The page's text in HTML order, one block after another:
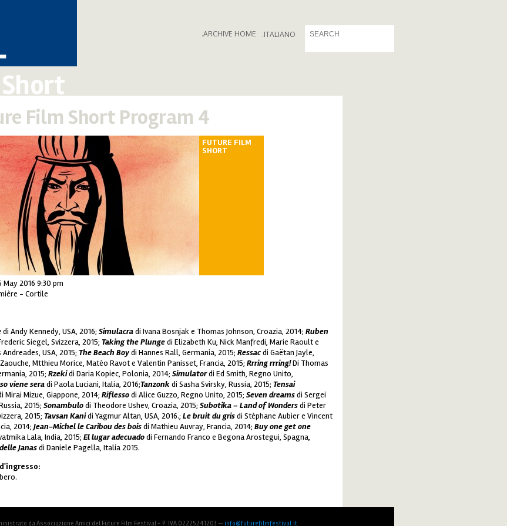
.ITALIANO
.ARCHIVE HOME
Film Short Program 4
FUTURE FILM
SHORT
May 2016 9:30 pm
- Cortile
di Andy Kennedy, USA, 2016; Simulacradi Ivana Bosnjak e Thomas Johnson, Croazia, 2014; Ruben
Siegel, Svizzera, 2015; Taking the Plungedi Elizabeth Ku, Nick Manfredi, Marie Raoult e
USA, 2015; The Beach Boydi Hannes Rall, Germania, 2015; Ressacdi Gaëtan Jayle,
Mtthieu Morice, Matéo Ravot e Valentin Panisset, Francia, 2015; Rrring rrring!Di Thomas
2015; Rzekidi Daria Kopiec, Polonia, 2014; Simulatordi Ed Smith, Regno Unito,
viene seradi Paola Luciani, Italia, 2016;Tanzonkdi Sasha Svirsky, Russia, 2015; Tensai
Mirai Mizue, Giappone, 2014; Riflessodi Alice Guzzo, Regno Unito, 2015; Seven dreamsdi Sergei
2015; Sonambulodi Theodore Ushev, Croazia, 2015; Subotika – Land of Wondersdi Peter
2015; Tavsan Kanidi Yagmur Altan, USA, 2016.; Le bruit du grisdi Stéphane Aubier e Vincent
2014; Jean-Michel le Caribou des boisdi Mathieu Auvray, Francia, 2014; Buy one get one
Lala, India, 2015; El lugar adecuadodi Fernando Franco e Begona Arostegui, Spagna,
Janasdi Daniele Pagella, Italia 2015.
da Associazione Amici del Future Film Festival - P. IVA 02225241203 —info@futurefilmfestival.it